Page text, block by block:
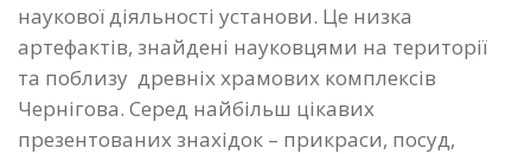
наукової діяльності установи. Це низка
артефактів, знайдені науковцями на території
та поблизу древніх храмових комплексів
Чернігова. Серед найбільш цікавих
презентованих знахідок – прикраси, посуд,